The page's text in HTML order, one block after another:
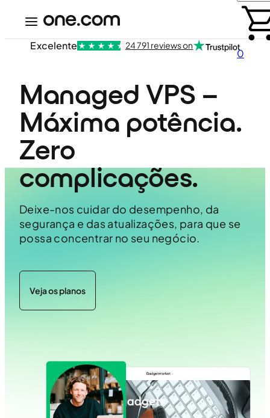
0
Excelente 24 791 reviews on
Managed VPS –
Máxima potência.
Zero
complicações.
Deixe-nos cuidar do desempenho, da
segurança e das atualizações, para que se
possa concentrar no seu negócio.
Veja os planos